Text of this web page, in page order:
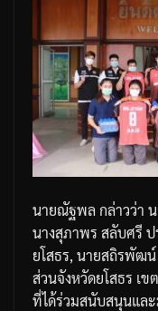
นายณัฐพล กล่าวว่า
นางสุภาพร สลับศรี ป
ยโสธร,นายสถิรพัฒน์
ส่วนจังหวัดยโสธร เขต
ที่ได้ร่วมสนับสนุนแล